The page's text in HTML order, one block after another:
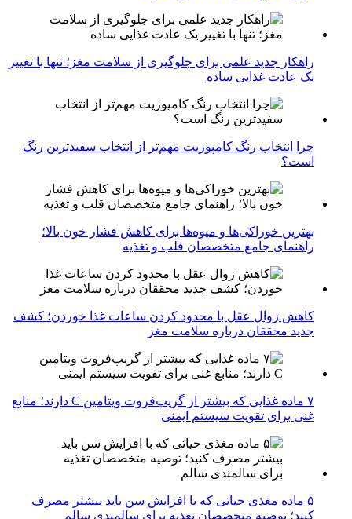
راهکار جدید علمی برای جلوگیری از سلامت مغز؛ تنها با تغییر
یک عادت غذایی ساده
چرا انتخاب رنگ کامپوزیت مهم‌تر از انتخاب سفیدترین رنگ
است؟
بهترین خوراکی‌ها و میوه‌ها برای کاهش فشار خون بالا؛
راهنمای جامع متخصصان قلب و تغذیه
کاهش زوال عقل با محدود کردن ساعات غذا خوردن؛ کشف
جدید محققان درباره سلامت مغز
۷ ماده غذایی که بیشتر از گریپ‌فروت ویتامین C دارند؛ منابع
غنی برای تقویت سیستم ایمنی
۵ ماده مغذی حیاتی که با افزایش سن باید بیشتر مصرف
کنید؛ توصیه متخصصان تغذیه برای سالمندی سالم